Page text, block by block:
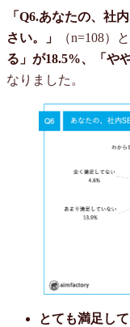
「Q6.あなたの、社
さい。」
（n=108）
る」が18.5%、「や
なりました。
とても満足し